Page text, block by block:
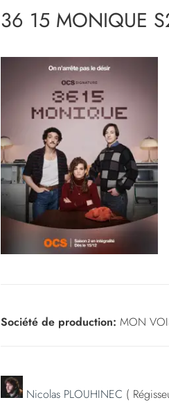
36 15 MONIQUE
Société de production: MON
Nicolas PLOUHINEC (